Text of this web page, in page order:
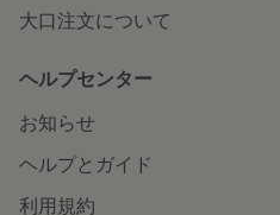
大口注文について
ヘルプセンター
お知らせ
ヘルプとガイド
利用規約